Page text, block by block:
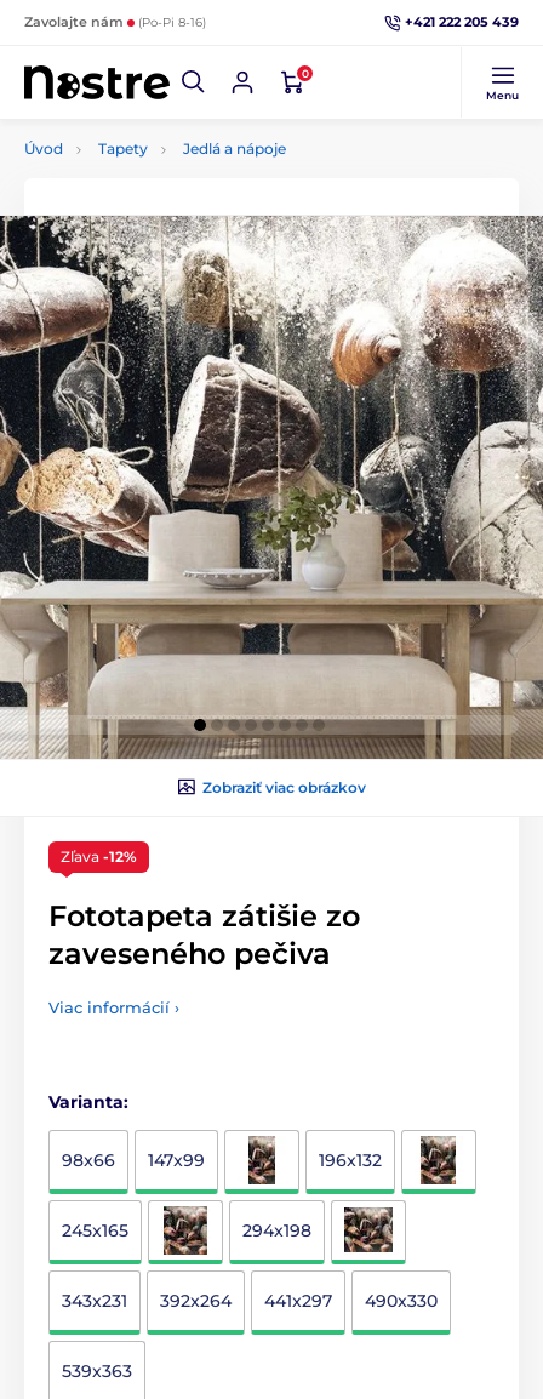
Zavolajte nám (Po-Pi 8-16) +421 222 205 439
0
Menu
Úvod Tapety Jedlá a nápoje
Zobraziť viac obrázkov
Zľava -12%
Fototapeta zátišie zo
zaveseného pečiva
Viac informácií ›
Varianta:
98x66 147x99 196x132
245x165 294x198
343x231 392x264 441x297 490x330
539x363